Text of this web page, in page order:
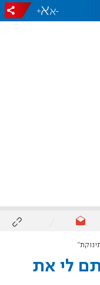
-
+
לי את